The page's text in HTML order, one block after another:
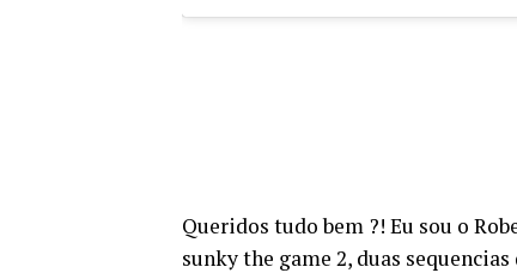
Queridos tudo bem ?! Eu sou o
sunky the game 2, duas